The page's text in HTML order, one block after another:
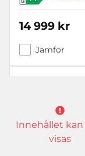
14 999 kr
Jämför
Innehållet
visas